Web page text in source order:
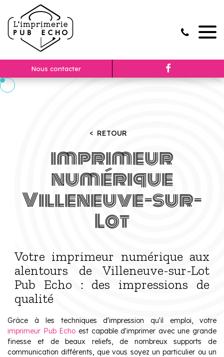
Nous contacter
RETOUR
imprimeur
numérique
Villeneuve-sur-
Lot
Votre imprimeur numérique aux
alentours de Villeneuve-sur-Lot
Pub Echo : des impressions de
qualité
Grâce à les techniques d'impression qu'il emploi, votre
imprimeur Pub Echo est capable d'imprimer avec une grande
finesse et de beaux reliefs, de nombreux supports de
communication différents, que vous soyez un particulier ou un